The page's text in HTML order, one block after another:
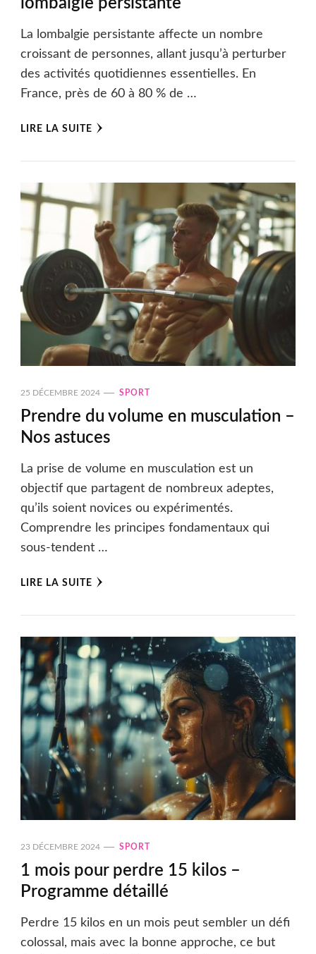
La lombalgie persistante affecte un nombre
croissant de personnes, allant jusqu’à perturber
des activités quotidiennes essentielles. En
France, près de 60 à 80 % de …
LIRE LA SUITE
25 DÉCEMBRE 2024 SPORT
Prendre du volume en musculation –
Nos astuces
La prise de volume en musculation est un
objectif que partagent de nombreux adeptes,
qu’ils soient novices ou expérimentés.
Comprendre les principes fondamentaux qui
sous-tendent …
LIRE LA SUITE
23 DÉCEMBRE 2024 SPORT
1 mois pour perdre 15 kilos –
Programme détaillé
Perdre 15 kilos en un mois peut sembler un défi
colossal, mais avec la bonne approche, ce but